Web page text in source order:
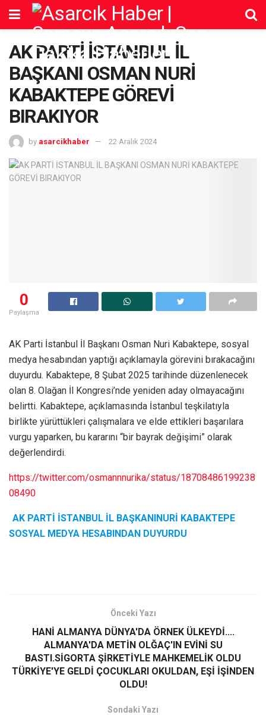
AK PARTİ İSTANBUL İL
BAŞKANI OSMAN NURİ
KABAKTEPE GÖREVİ
BIRAKIYOR
by asarcikhaber 22 Aralık 2024
0
Paylaşma
AK Parti İstanbul İl Başkanı Osman Nuri Kabaktepe, sosyal
medya hesabından yaptığı açıklamayla görevini bırakacağını
duyurdu. Kabaktepe, 8 Şubat 2025 tarihinde düzenlenecek
olan 8. Olağan İl Kongresi’nde yeniden aday olmayacağını
belirtti. Kabaktepe, açıklamasında İstanbul teşkilatıyla
birlikte yürüttükleri çalışmalara ve elde ettikleri başarılara
vurgu yaparken, bu kararını “bir bayrak değişimi” olarak
değerlendirdi.
https://twitter.com/osmannnurika/status/18708486199238
08490
AK PARTİ İSTANBUL İL BAŞKANINURİ KABAKTEPE
SOSYAL MEDYA HESABINDAN DUYURDU
Önceki Yazı
HANİ ALMANYA DÜNYA'DA ÖRNEK ÜLKEYDİ....
ALMANYA'DA METİN OLĞAÇ'IN EVİNİ SU
BASTI.SİGORTA ŞİRKETİYLE MAHKEMELİK OLDU
TÜRKİYE'YE GELDİ ÇOCUKLARI OKULDAN, EŞİ İŞİNDEN
OLDU!
Sondaki Yazı